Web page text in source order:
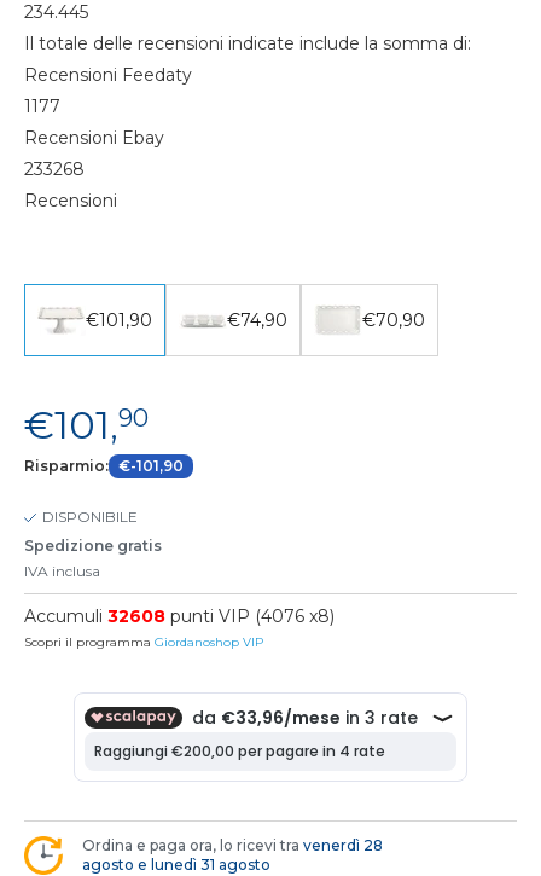
234.445
Il totale delle recensioni indicate include la somma di:
Recensioni Feedaty
1177
Recensioni Ebay
233268
Recensioni
€101,90 €74,90 €70,90
€101,90
Risparmio: €-101,90
DISPONIBILE
Spedizione gratis
IVA inclusa
Accumuli 32608 punti VIP (4076 x8)
Scopri il programma Giordanoshop VIP
Ordina e paga ora, lo ricevi tra venerdì 28
agosto e lunedì 31 agosto